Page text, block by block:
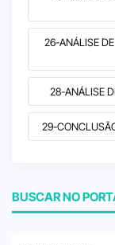
26-ANÁLISE
28-ANÁLISE
29-
BUSCAR NO